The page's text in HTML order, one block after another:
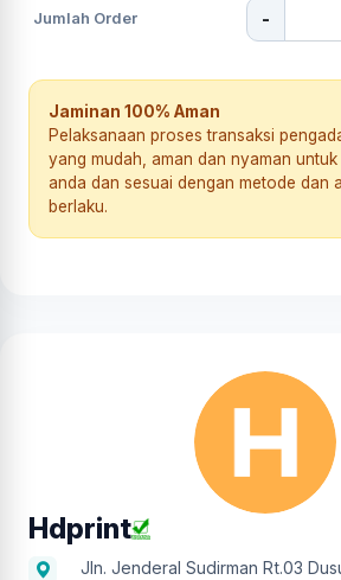
Jumlah Order -
Jaminan 100% Aman
Pelaksanaan proses transaksi
yang mudah, aman dan nyaman
anda dan sesuai dengan metode dan
berlaku.
Hdprint
Jln. Jenderal Sudirman Rt.03